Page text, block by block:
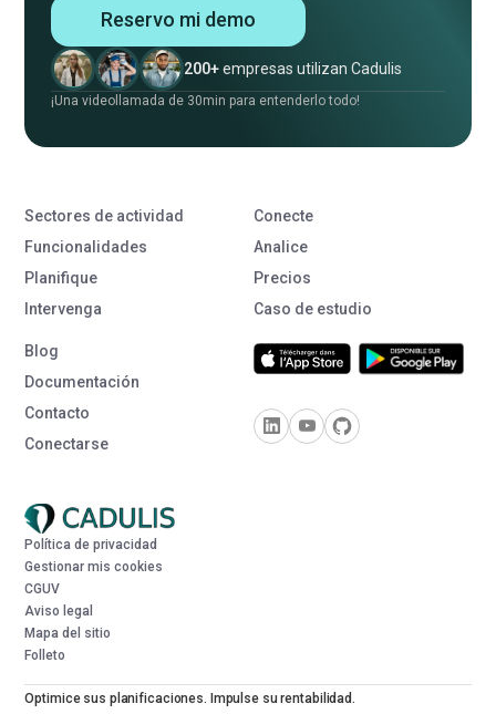
Reservo mi demo
200+empresas utilizan Cadulis
¡Una videollamada de 30min para entenderlo todo!
Sectores de actividad
Funcionalidades
Planifique
Intervenga
Conecte
Analice
Precios
Caso de estudio
Blog
Documentación
Contacto
Conectarse
Política de privacidad
Gestionar mis cookies
CGUV
Aviso legal
Mapa del sitio
Folleto
Optimice sus planificaciones. Impulse su rentabilidad.